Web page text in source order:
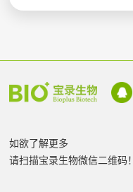
如欲了解更多
请扫描宝录生物微信二维码！